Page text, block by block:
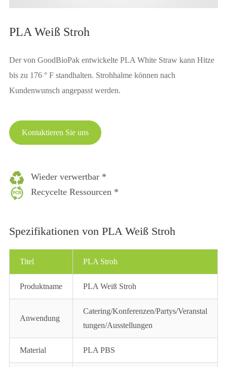
PLA Weiß Stroh
Der von GoodBioPak entwickelte PLA White Straw kann Hitze
bis zu 176 ° F standhalten. Strohhalme können nach
Kundenwunsch angepasst werden.
Kontaktieren Sie uns
Wieder verwertbar *
Recycelte Ressourcen *
Spezifikationen von PLA Weiß Stroh
Titel PLA Stroh
Produktname PLA Weiß Stroh
Anwendung
Catering/Konferenzen/Partys/Veranstal
tungen/Ausstellungen
Material PLA PBS